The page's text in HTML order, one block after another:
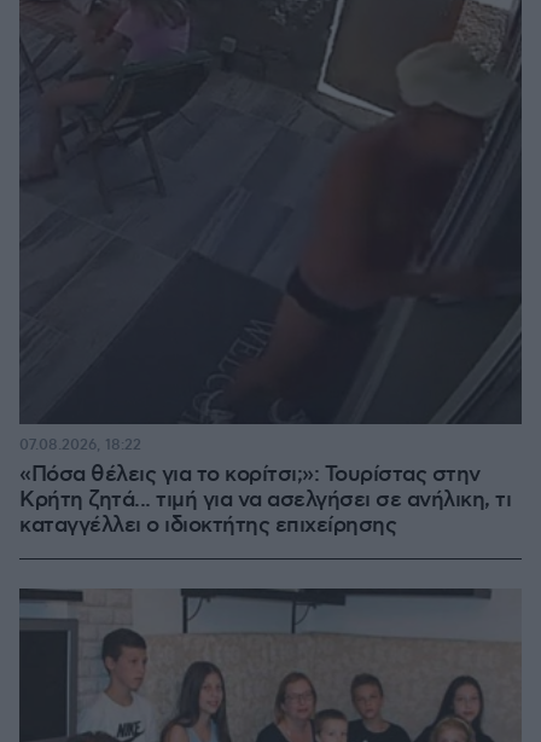
«Πόσα θέλεις για το κορίτσι;»: Τουρίστας στην
Κρήτη ζητά... τιμή για να ασελγήσει σε ανήλικη, τι
καταγγέλλει ο ιδιοκτήτης επιχείρησης
07.08.2026, 18:22